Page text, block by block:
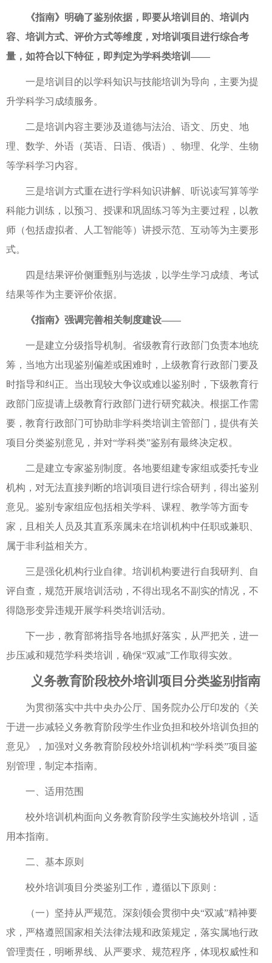
《指南》明确了鉴别依据，即要从培训目的、培训内
容、培训方式、评价方式等维度，对培训项目进行综合考
量，如符合以下特征，即判定为学科类培训——
一是培训目的以学科知识与技能培训为导向，主要为提
升学科学习成绩服务。
二是培训内容主要涉及道德与法治、语文、历史、地
理、数学、外语（英语、日语、俄语）、物理、化学、生物
等学科学习内容。
三是培训方式重在进行学科知识讲解、听说读写算等学
科能力训练，以预习、授课和巩固练习等为主要过程，以教
师（包括虚拟者、人工智能等）讲授示范、互动等为主要形
式。
四是结果评价侧重甄别与选拔，以学生学习成绩、考试
结果等作为主要评价依据。
《指南》强调完善相关制度建设——
一是建立分级指导机制。省级教育行政部门负责本地统
筹，当地方出现鉴别偏差或困难时，上级教育行政部门要及
时指导和纠正。当出现较大争议或难以鉴别时，下级教育行
政部门应提请上级教育行政部门进行研究裁决。根据工作需
要，教育行政部门可协助非学科类培训主管部门，提供有关
项目分类鉴别意见，并对“学科类”鉴别有最终决定权。
二是建立专家鉴别制度。各地要组建专家组或委托专业
机构，对无法直接判断的培训项目进行综合研判，得出鉴别
意见。鉴别专家组应包括相关学科、课程、教学等方面专
家，且相关人员及其直系亲属未在培训机构中任职或兼职、
属于非利益相关方。
三是强化机构行业自律。培训机构要进行自我研判、自
评自查，规范开展培训活动，不得出现名不副实的情况，不
得隐形变异违规开展学科类培训活动。
下一步，教育部将指导各地抓好落实，从严把关，进一
步压减和规范学科类培训，确保“双减”工作取得实效。
义务教育阶段校外培训项目分类鉴别指南
为贯彻落实中共中央办公厅、国务院办公厅印发的《关
于进一步减轻义务教育阶段学生作业负担和校外培训负担的
意见》，加强对义务教育阶段校外培训机构“学科类”项目鉴
别管理，制定本指南。
一、适用范围
校外培训机构面向义务教育阶段学生实施校外培训，适
用本指南。
二、基本原则
校外培训项目分类鉴别工作，遵循以下原则：
（一）坚持从严规范。深刻领会贯彻中央“双减”精神要
求，严格遵照国家相关法律法规和政策规定，落实属地行政
管理责任，明晰界线、从严要求、规范程序，体现权威性和